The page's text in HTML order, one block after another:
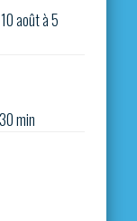
août à 5
min